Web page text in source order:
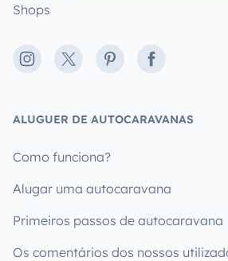
Shops
Instagram
X PinterestFacebook
ALUGUER DE AUTOCARAVANAS
Como funciona?
Alugar uma autocaravana
Primeiros passos de autocaravana
Os comentários dos nossos